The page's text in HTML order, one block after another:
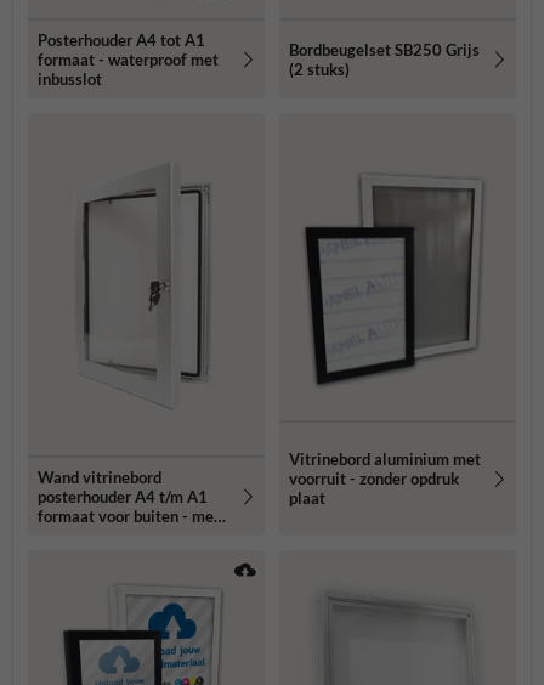
Posterhouder A4 tot A1
formaat - waterproof met
inbusslot
Bordbeugelset SB250 Grijs
(2 stuks)
Wand vitrinebord
posterhouder A4 t/m A1
formaat voor buiten - met
Vitrinebord aluminium met
voorruit - zonder opdruk
plaat